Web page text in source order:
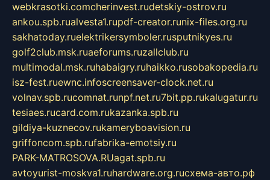
webkrasotki.comcherinvest.rudetskiy-ostrov.ru
ankou.spb.rualvesta1.rupdf-creator.runix-files.org.ru
sakhatoday.ruelektrikersymboler.rusputnikyes.ru
golf2club.msk.ruaeforums.ruzallclub.ru
multimodal.msk.ruhabaigry.ruhaikko.rusobakopedia.ru
isz-fest.ruewnc.infoscreensaver-clock.net.ru
volnav.spb.rucomnat.runpf.net.ru7bit.pp.rukalugatur.ru
tesiaes.rucard.com.rukazanka.spb.ru
gildiya-kuznecov.rukameryboavision.ru
griffoncom.spb.rufabrika-emotsiy.ru
PARK-MATROSOVA.RUagat.spb.ru
avtoyurist-moskva1.ruhardware.org.ruсхема-авто.рф